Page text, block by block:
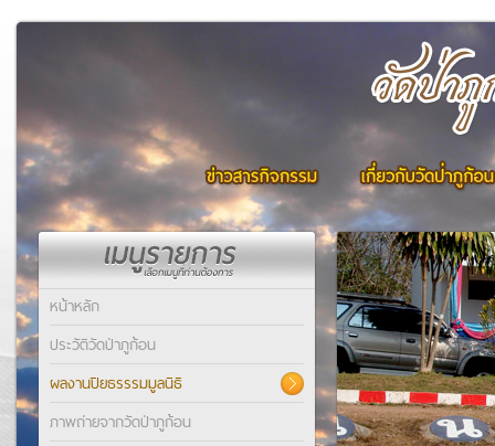
หน้าหลัก
ประวัติวัดป่าภูก้อน
ผลงานปิยธรรรมมูลนิธิ
ภาพถ่ายจากวัดป่าภูก้อน